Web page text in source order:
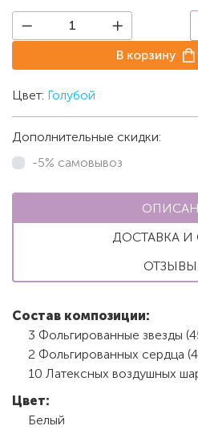
В корзину
Цвет: Голубой
Дополнительные скидки:
-5% самовывоз
ДОСТАВКА И
ОТЗЫВЫ
Состав композиции:
3 Фольгированные звезды
2 Фольгированных сердца
10 Латексных воздушных
Цвет:
Белый